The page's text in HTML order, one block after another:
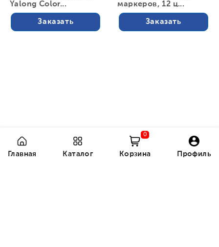
Yalong Color...
Заказать
маркеров, 12 ц...
Заказать
Главная Каталог Корзина
0
Профиль